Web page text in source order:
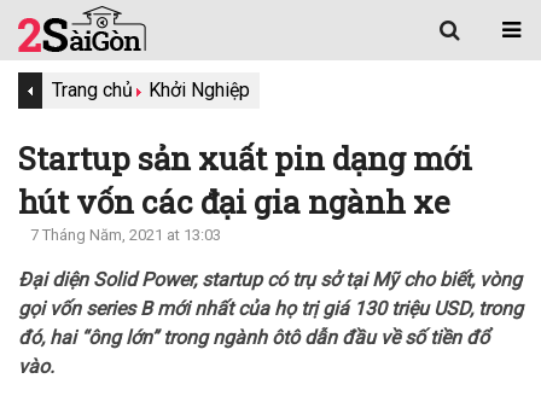
Trang chủ Khởi Nghiệp
Startup sản xuất pin dạng mới
hút vốn các đại gia ngành xe
7 Tháng Năm, 2021 at 13:03
Đại diện Solid Power, startup có trụ sở tại Mỹ cho biết, vòng
gọi vốn series B mới nhất của họ trị giá 130 triệu USD, trong
đó, hai “ông lớn” trong ngành ôtô dẫn đầu về số tiền đổ
vào.